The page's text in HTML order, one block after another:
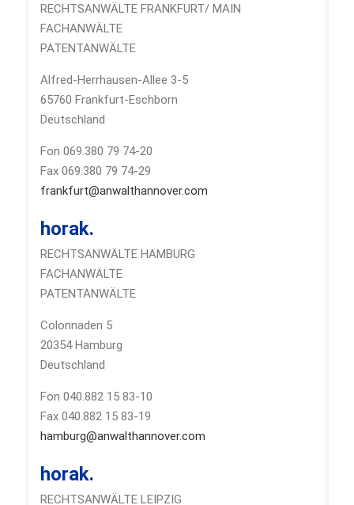
RECHTSANWÄLTE FRANKFURT/ MAIN
FACHANWÄLTE
PATENTANWÄLTE
Alfred-Herrhausen-Allee 3-5
65760 Frankfurt-Eschborn
Deutschland
Fon 069.380 79 74-20
Fax 069.380 79 74-29
frankfurt@anwalthannover.com
horak.
RECHTSANWÄLTE HAMBURG
FACHANWÄLTE
PATENTANWÄLTE
Colonnaden 5
20354 Hamburg
Deutschland
Fon 040.882 15 83-10
Fax 040.882 15 83-19
hamburg@anwalthannover.com
horak.
RECHTSANWÄLTE LEIPZIG